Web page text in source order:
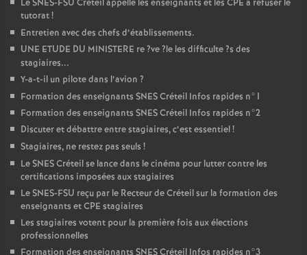
LeSNES-FSU Créteil appelle les enseignants et les CPE à refuser le
tutorat!
Entretien avec des chefs d’établissements.
UNE ETUDE DU MINISTERE re?ve?le les difficulte?s des
stagiaires...
Y-a-t-il un pilote dans l’avion ?
Formation des enseignants SNESCréteil Infos rapides n°1
Formation des enseignants SNESCréteil Infos rapides n°2
Discuter et débattre entre stagiaires, c’est essentiel!
Stagiaires, ne restez pas seuls !
LeSNESCréteil se lance dans le cinéma pour lutter contre les
certifications imposées aux stagiaires
LeSNES-FSU reçu par le Recteur de Créteil sur la formation des
enseignants etCPE stagiaires
Les stagiaires votent pour la première fois aux élections
professionnelles